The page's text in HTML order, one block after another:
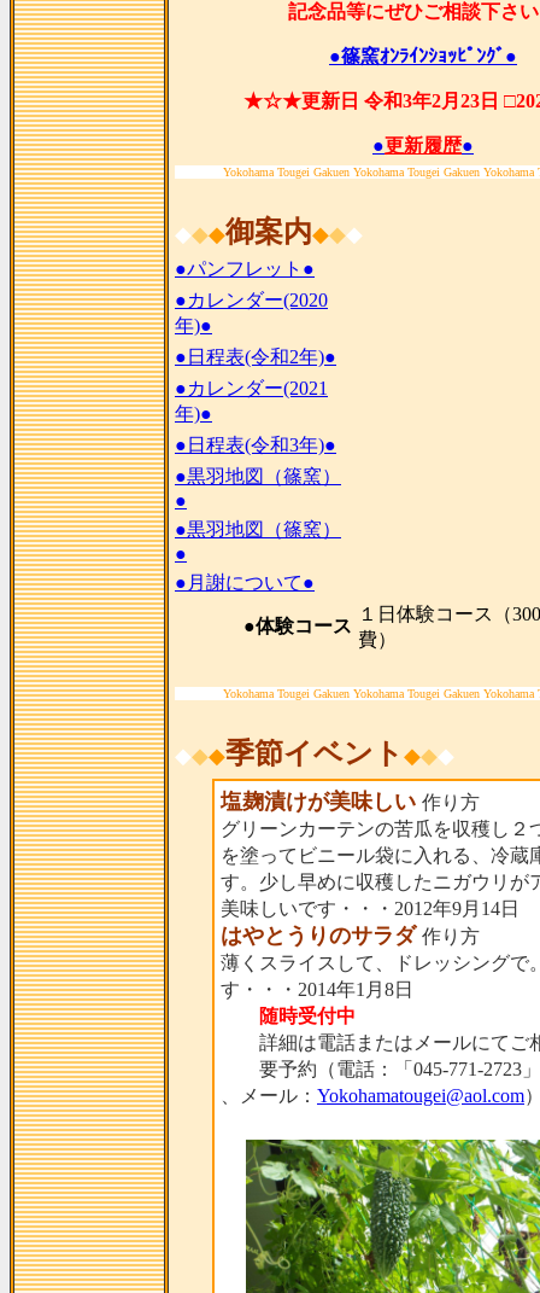
記念品等にぜひご相談下さ
●篠窯ｵﾝﾗｲﾝｼｮｯﾋﾟﾝｸﾞ●
★☆★更新日 令和3年2月23日
●更新履歴●
Yokohama Tougei Gakuen Yokohama Tougei Gakuen
◆◆◆御案内◆◆◆
●パンフレット●
●カレンダー(2020
年)●
●日程表(令和2年)●
●カレンダー(2021
年)●
●日程表(令和3年)●
●黒羽地図（篠窯）
●
●黒羽地図（篠窯）
●
●月謝について●
●体験コース
１日体験コース（
費）
Yokohama Tougei Gakuen Yokohama Tougei Gakuen
◆◆◆季節イベント ◆◆◆
塩麹漬けが美味しい 作り方
グリーンカーテンの苦瓜を収穫し
を塗ってビニール袋に入れる、冷
す。少し早めに収穫したニガウリが
美味しいです・・・2012年9月14日
はやとうりのサラダ 作り方
薄くスライスして、ドレッシングで
す・・・2014年1月8日
随時受付中
詳細は電話またはメールにてご
要予約（電話：「045-771-2723」
、メール： Yokohamatougei@aol.com